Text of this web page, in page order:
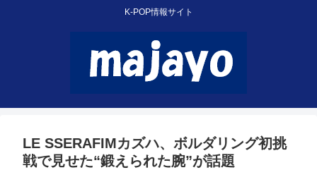
K-POP情報サイト
LE SSERAFIMカズハ、ボルダリング初挑
戦で見せた“鍛えられた腕”が話題